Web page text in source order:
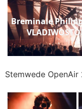
Breminale
Stemwede